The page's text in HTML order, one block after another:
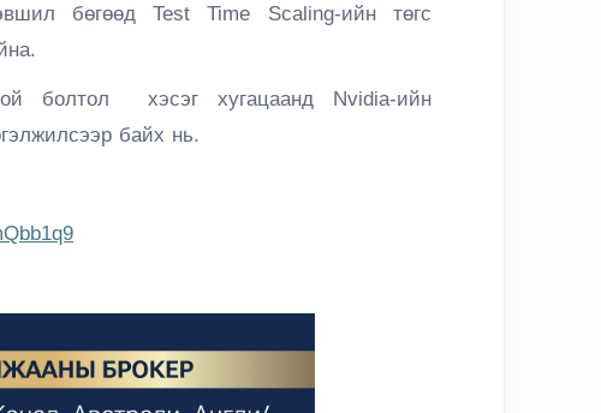
бөгөөд Test Time Scaling-ийн төгс
болтол хэсэг хугацаанд Nvidia-ийн
байх нь.